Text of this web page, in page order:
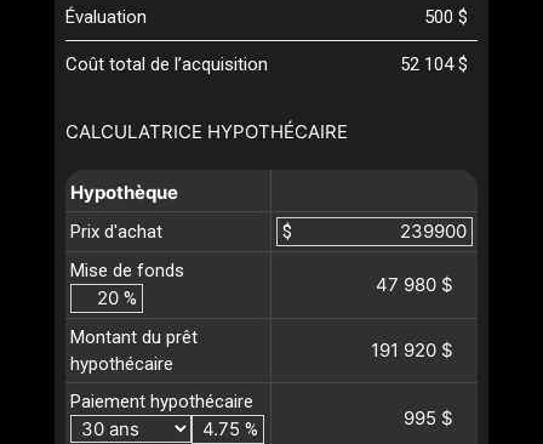
CALCULATRICE HYPOTHÉCAIRE
Hypothèque
Prix d'achat
$
Mise de fonds
%
47 980 $
Montant du prêt
hypothécaire
191 920 $
Paiement hypothécaire
%
995 $
Évaluation
500 $
Coût total de l’acquisition 52 104 $